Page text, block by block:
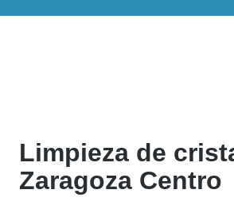
Limpieza de
Zaragoza Centro